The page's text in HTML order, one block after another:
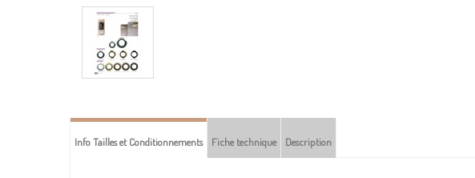
Info Tailles et Conditionnements Fiche technique Description